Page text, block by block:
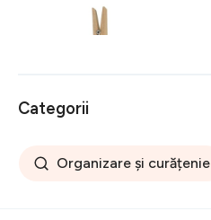
Categorii
Organizare și curățenie